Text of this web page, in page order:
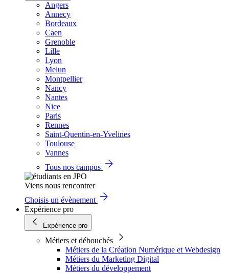
Angers
Annecy
Bordeaux
Caen
Grenoble
Lille
Lyon
Melun
Montpellier
Nancy
Nantes
Nice
Paris
Rennes
Saint-Quentin-en-Yvelines
Toulouse
Vannes
Tous nos campus
Viens nous rencontrer
Choisis un évènement
Expérience pro
Expérience pro
Métiers et débouchés
Métiers de la Création Numérique et Webdesign
Métiers du Marketing Digital
Métiers du développement